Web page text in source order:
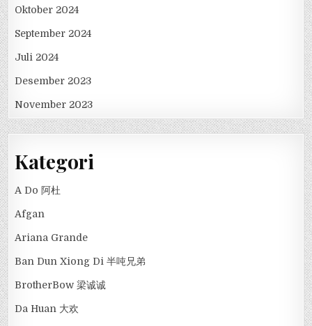
Oktober 2024
September 2024
Juli 2024
Desember 2023
November 2023
Kategori
A Do 阿杜
Afgan
Ariana Grande
Ban Dun Xiong Di 半吨兄弟
BrotherBow 梁诚诚
Da Huan 大欢